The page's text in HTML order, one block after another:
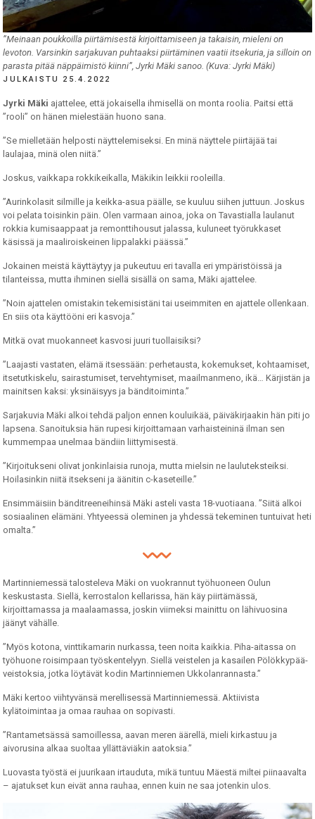
”Meinaan poukkoilla piirtämisestä kirjoittamiseen ja takaisin, mieleni on
levoton. Varsinkin sarjakuvan puhtaaksi piirtäminen vaatii itsekuria, ja silloin on
parasta pitää näppäimistö kiinni”, Jyrki Mäki sanoo. (Kuva: Jyrki Mäki)
JULKAISTU 25.4.2022
Jyrki Mäki ajattelee, että jokaisella ihmisellä on monta roolia. Paitsi että
”rooli” on hänen mielestään huono sana.
”Se mielletään helposti näyttelemiseksi. En minä näyttele piirtäjää tai
laulajaa, minä olen niitä.”
Joskus, vaikkapa rokkikeikalla, Mäkikin leikkii rooleilla.
”Aurinkolasit silmille ja keikka-asua päälle, se kuuluu siihen juttuun. Joskus
voi pelata toisinkin päin. Olen varmaan ainoa, joka on Tavastialla laulanut
rokkia kumisaappaat ja remonttihousut jalassa, kuluneet työrukkaset
käsissä ja maaliroiskeinen lippalakki päässä.”
Jokainen meistä käyttäytyy ja pukeutuu eri tavalla eri ympäristöissä ja
tilanteissa, mutta ihminen siellä sisällä on sama, Mäki ajattelee.
”Noin ajattelen omistakin tekemisistäni tai useimmiten en ajattele ollenkaan.
En siis ota käyttööni eri kasvoja.”
Mitkä ovat muokanneet kasvosi juuri tuollaisiksi?
”Laajasti vastaten, elämä itsessään: perhetausta, kokemukset, kohtaamiset,
itsetutkiskelu, sairastumiset, tervehtymiset, maailmanmeno, ikä… Kärjistän ja
mainitsen kaksi: yksinäisyys ja bänditoiminta.”
Sarjakuvia Mäki alkoi tehdä paljon ennen kouluikää, päiväkirjaakin hän piti jo
lapsena. Sanoituksia hän rupesi kirjoittamaan varhaisteininä ilman sen
kummempaa unelmaa bändiin liittymisestä.
”Kirjoitukseni olivat jonkinlaisia runoja, mutta mielsin ne lauluteksteiksi.
Hoilasinkin niitä itsekseni ja äänitin c-kaseteille.”
Ensimmäisiin bänditreeneihinsä Mäki asteli vasta 18-vuotiaana. ”Siitä alkoi
sosiaalinen elämäni. Yhtyeessä oleminen ja yhdessä tekeminen tuntuivat heti
omalta.”
Martinniemessä talosteleva Mäki on vuokrannut työhuoneen Oulun
keskustasta. Siellä, kerrostalon kellarissa, hän käy piirtämässä,
kirjoittamassa ja maalaamassa, joskin viimeksi mainittu on lähivuosina
jäänyt vähälle.
”Myös kotona, vinttikamarin nurkassa, teen noita kaikkia. Piha-aitassa on
työhuone roisimpaan työskentelyyn. Siellä veistelen ja kasailen Pölökkypää-
veistoksia, jotka löytävät kodin Martinniemen Ukkolanrannasta.”
Mäki kertoo viihtyvänsä merellisessä Martinniemessä. Aktiivista
kylätoimintaa ja omaa rauhaa on sopivasti.
”Rantametsässä samoillessa, aavan meren äärellä, mieli kirkastuu ja
aivorusina alkaa suoltaa yllättäviäkin aatoksia.”
Luovasta työstä ei juurikaan irtauduta, mikä tuntuu Mäestä miltei piinaavalta
– ajatukset kun eivät anna rauhaa, ennen kuin ne saa jotenkin ulos.